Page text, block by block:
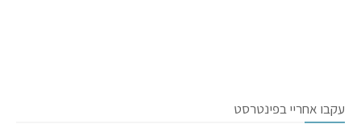
עקבו אחריי בפינטרסט